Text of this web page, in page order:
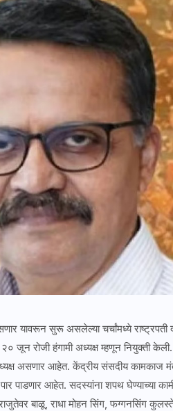
यावरून सुरू असलेल्या चर्चांमध्ये राष्ट्रपती
२० जून रोजी हंगामी अध्यक्ष म्हणून नियुक्ती केली.
असणार आहेत. केंद्रीय संसदीय कामकाज
पाडणार आहेत. सदस्यांना शपथ घेण्याच्या
बाळू, राधा मोहन सिंग, फग्गनसिंग कुलस्ते